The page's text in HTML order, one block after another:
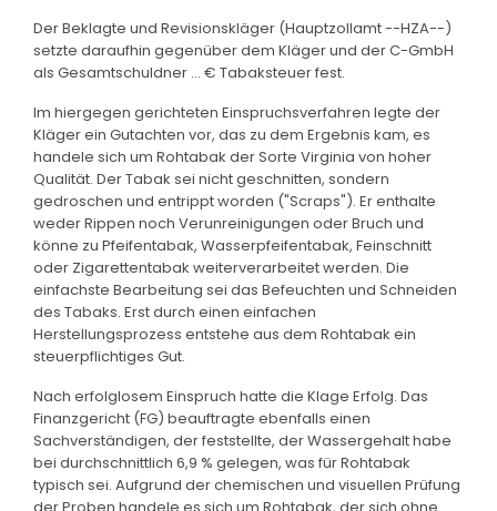
Der Beklagte und Revisionskläger (Hauptzollamt --HZA--)
setzte daraufhin gegenüber dem Kläger und der C-GmbH
als Gesamtschuldner ... € Tabaksteuer fest.
Im hiergegen gerichteten Einspruchsverfahren legte der
Kläger ein Gutachten vor, das zu dem Ergebnis kam, es
handele sich um Rohtabak der Sorte Virginia von hoher
Qualität. Der Tabak sei nicht geschnitten, sondern
gedroschen und entrippt worden ("Scraps"). Er enthalte
weder Rippen noch Verunreinigungen oder Bruch und
könne zu Pfeifentabak, Wasserpfeifentabak, Feinschnitt
oder Zigarettentabak weiterverarbeitet werden. Die
einfachste Bearbeitung sei das Befeuchten und Schneiden
des Tabaks. Erst durch einen einfachen
Herstellungsprozess entstehe aus dem Rohtabak ein
steuerpflichtiges Gut.
Nach erfolglosem Einspruch hatte die Klage Erfolg. Das
Finanzgericht (FG) beauftragte ebenfalls einen
Sachverständigen, der feststellte, der Wassergehalt habe
bei durchschnittlich 6,9 % gelegen, was für Rohtabak
typisch sei. Aufgrund der chemischen und visuellen Prüfung